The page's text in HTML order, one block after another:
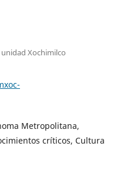
Xochimilco
Metropolitana,
críticos, Cultura